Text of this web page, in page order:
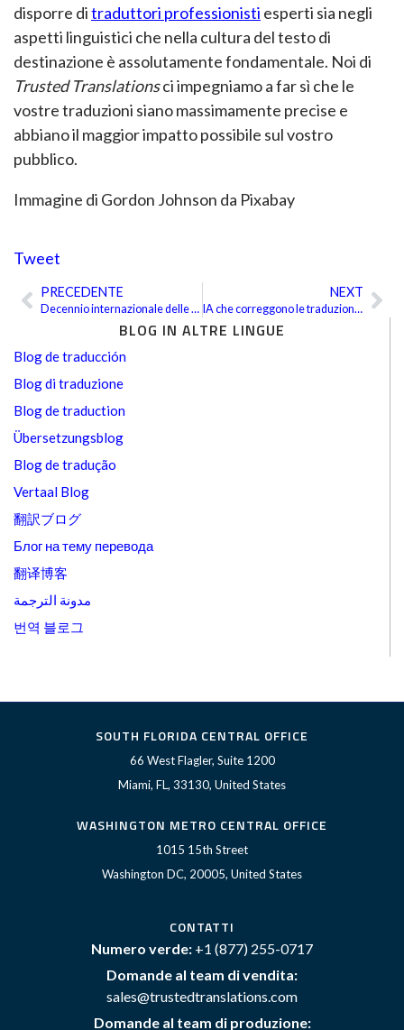
BLOG IN ALTRE LINGUE
Blog de traducción
Blog di traduzione
Blog de traduction
Übersetzungsblog
Blog de tradução
Vertaal Blog
翻訳ブログ
Блог на тему перевода
翻译博客
مدونة الترجمة
번역 블로그
disporre ditraduttori professionisti esperti sia negli
aspetti linguistici che nella cultura del testo di
destinazione è assolutamente fondamentale. Noi di
Trusted Translationsci impegniamo a far sì che le
vostre traduzioni siano massimamente precise e
abbiano il maggior impatto possibile sul vostro
pubblico.
Immagine di Gordon Johnson da Pixabay
Tweet
Precedente
PRECEDENTE
Decennio internazionale delle lingue indigene
NEXT
IA che correggono le traduzioni fatte a mano?
SOUTH FLORIDA CENTRAL OFFICE
66 West Flagler, Suite 1200
Miami, FL, 33130, United States
WASHINGTON METRO CENTRAL OFFICE
1015 15th Street
Washington DC, 20005, United States
CONTATTI
Numero verde: +1 (877) 255-0717
Domande al team di vendita:
sales@trustedtranslations.com
Domande al team di produzione: